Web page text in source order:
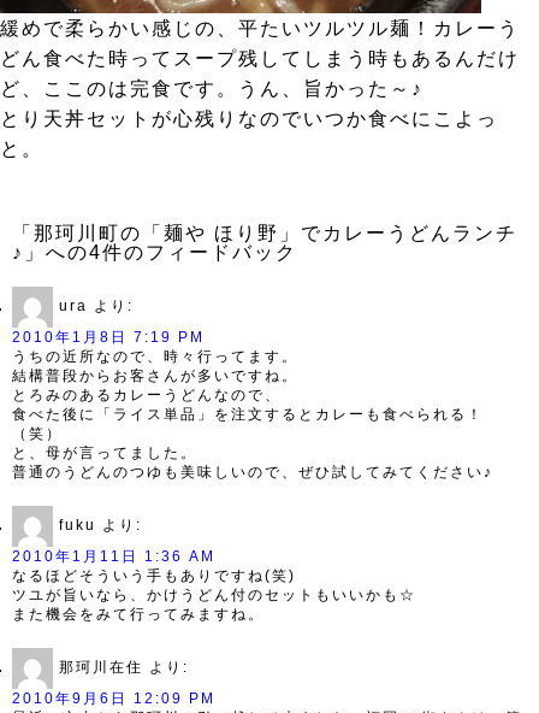
緩めで柔らかい感じの、平たいツルツル麺！カレーう
どん食べた時ってスープ残してしまう時もあるんだけ
ど、ここのは完食です。うん、旨かった～♪
とり天丼セットが心残りなのでいつか食べにこよっ
と。
「那珂川町の「麺や ほり野」でカレーうどんランチ
♪」への4件のフィードバック
ura より:
2010年1月8日 7:19 PM
うちの近所なので、時々行ってます。
結構普段からお客さんが多いですね。
とろみのあるカレーうどんなので、
食べた後に「ライス単品」を注文するとカレーも食べられる！
（笑）
と、母が言ってました。
普通のうどんのつゆも美味しいので、ぜひ試してみてください♪
fuku
より:
2010年1月11日 1:36 AM
なるほどそういう手もありですね(笑)
ツユが旨いなら、かけうどん付のセットもいいかも☆
また機会をみて行ってみますね。
那珂川在住 より:
2010年9月6日 12:09 PM